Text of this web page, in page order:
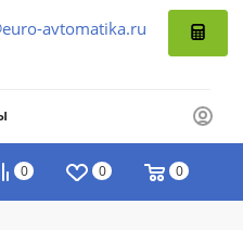
avtomatika.ru
0 0 0